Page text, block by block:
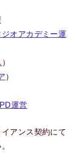
ジオアカデミー運
）
）
運営
アンス契約にて